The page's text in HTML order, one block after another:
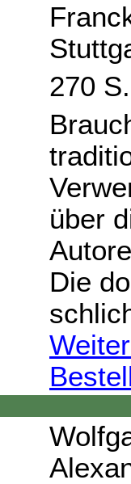
270
über
Die